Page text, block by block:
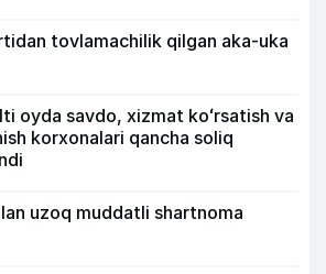
tovlamachilik qilgan aka-uka
oyda savdo, xizmat koʻrsatish va
korxonalari qancha soliq
uzoq muddatli shartnoma